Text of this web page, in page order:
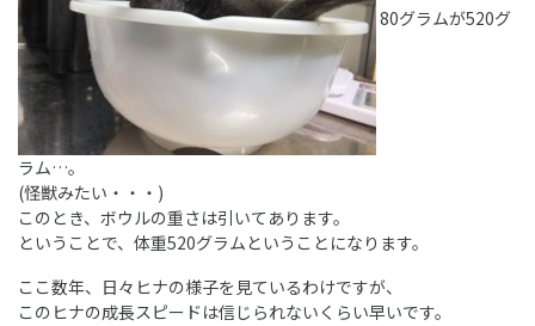
80グラムが520グ
ラム…。
(怪獣みたい・・・)
このとき、ボウルの重さは引いてあります。
ということで、体重520グラムということになります。
ここ数年、日々ヒナの様子を見ているわけですが、
このヒナの成長スピードは信じられないくらい早いです。